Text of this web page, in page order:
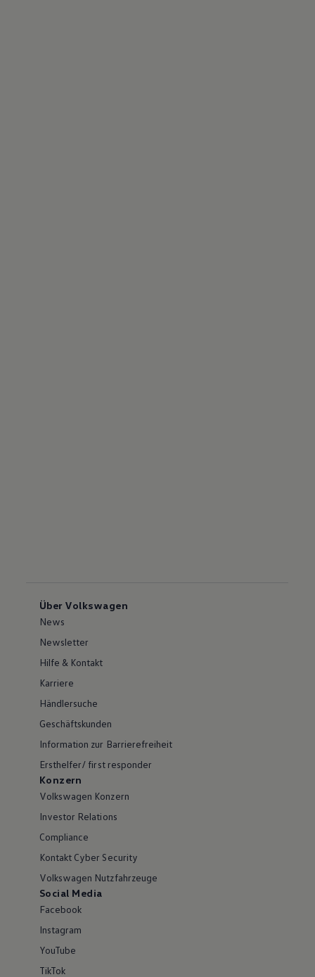
Über Volkswagen
News
Newsletter
Hilfe & Kontakt
Karriere
Händlersuche
Geschäftskunden
Information zur Barrierefreiheit
Ersthelfer/ first responder
Konzern
Volkswagen Konzern
Investor Relations
Compliance
Kontakt Cyber Security
Volkswagen Nutzfahrzeuge
Social Media
Facebook
Instagram
YouTube
TikTok